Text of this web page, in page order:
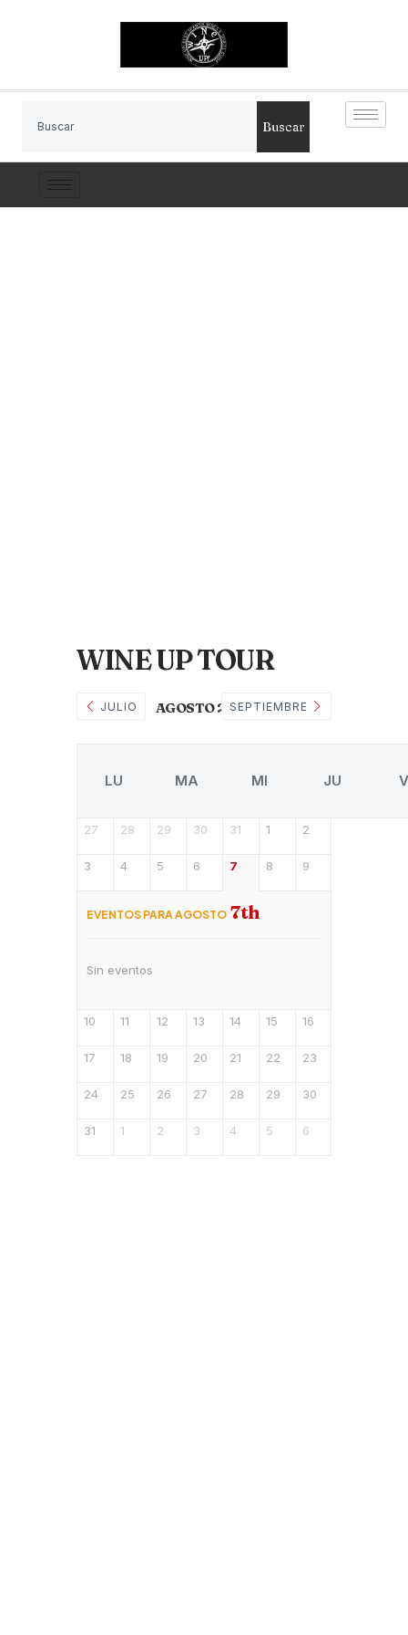
Buscar
WINE UP TOUR
JULIO AGOSTO 2026SEPTIEMBRE
LU MA MI JU
27 28 29 30 31 1 2
3 4 5 6 7 8 9
EVENTOS PARA AGOSTO 7th
Sin eventos
10 11 12 13 14 15 16
17 18 19 20 21 22 23
24 25 26 27 28 29 30
31 1 2 3 4 5 6